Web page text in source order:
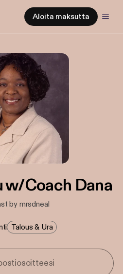
Aloita maksutta
w/Coach Dana
by mrsdneal
Talous & Ura